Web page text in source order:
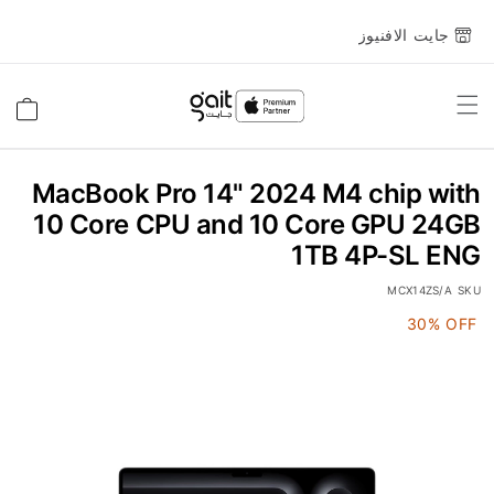
جايت الافنيوز
Toggle
MacBook Pro 14" 2024 M4 chip with
10 Core CPU and 10 Core GPU 24GB
1TB 4P-SL ENG
SKU
MCX14ZS/A
انتقل
30% OFF